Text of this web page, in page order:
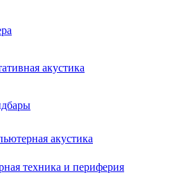
акустика
акустика
техника и периферия